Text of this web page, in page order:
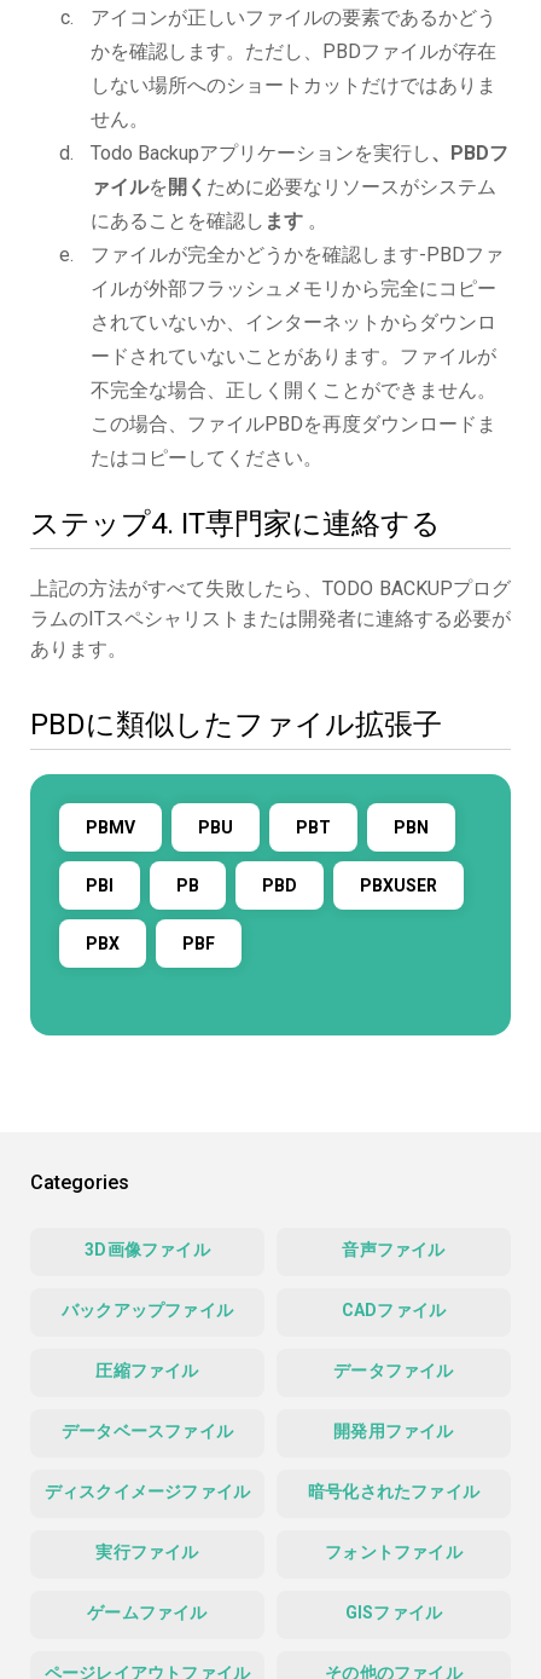
アイコンが正しいファイルの要素であるかどう
かを確認します。ただし、PBDファイルが存在
しない場所へのショートカットだけではありま
せん。
Todo Backupアプリケーションを実行し、PBDフ
ァイルを 開く ために必要なリソースがシステム
にあることを確認し ます 。
ファイルが完全かどうかを確認します-PBDファ
イルが外部フラッシュメモリから完全にコピー
されていないか、インターネットからダウンロ
ードされていないことがあります。ファイルが
不完全な場合、正しく開くことができません。
この場合、ファイルPBDを再度ダウンロードま
たはコピーしてください。
ステップ4. IT専門家に連絡する
上記の方法がすべて失敗したら、TODO BACKUPプログ
ラムのITスペシャリストまたは開発者に連絡する必要が
あります。
PBDに類似したファイル拡張子
PBMV PBU PBT PBN
PBI PB PBD PBXUSER
PBX PBF
Categories
3D画像ファイル 音声ファイル
バックアップファイル CADファイル
圧縮ファイル データファイル
データベースファイル 開発用ファイル
ディスクイメージファイル 暗号化されたファイル
実行ファイル フォントファイル
ゲームファイル GISファイル
ページレイアウトファイル その他のファイル